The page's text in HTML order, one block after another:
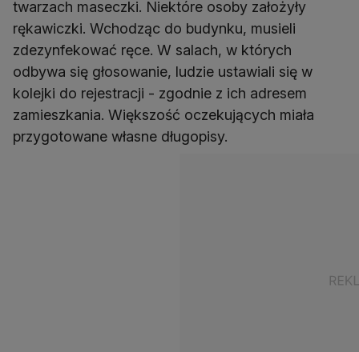
twarzach maseczki. Niektóre osoby założyły
rękawiczki. Wchodząc do budynku, musieli
zdezynfekować ręce. W salach, w których
odbywa się głosowanie, ludzie ustawiali się w
kolejki do rejestracji - zgodnie z ich adresem
zamieszkania. Większość oczekujących miała
przygotowane własne długopisy.